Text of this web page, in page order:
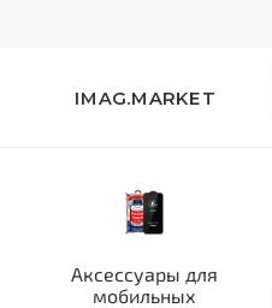
IMAG.MARKET
Аксессуары для
мобильных